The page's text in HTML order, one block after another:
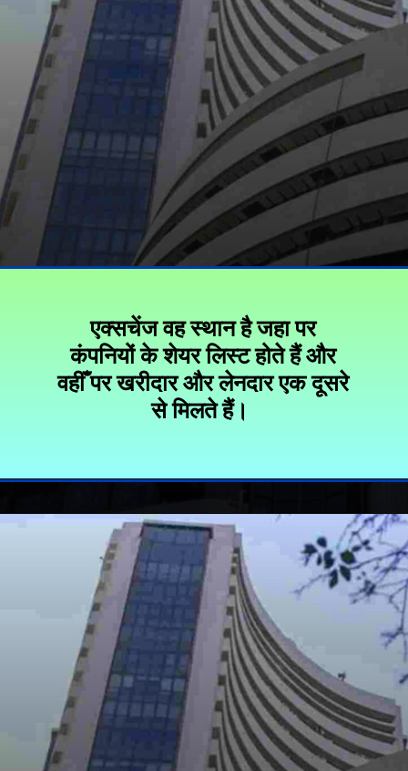
एक्सचेंज वह स्थान है जहा पर
कंपनियों के शेयर लिस्ट होते हैं और
वहीँ पर खरीदार और लेनदार एक दूसरे
से मिलते हैं।